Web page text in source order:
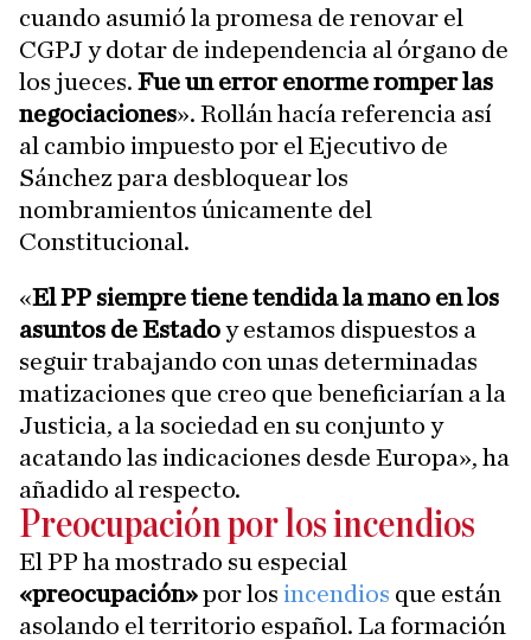
cuando asumió la promesa de renovar el
CGPJ y dotar de independencia al órgano de
los jueces. Fue un error enorme romper las
negociaciones». Rollán hacía referencia así
al cambio impuesto por el Ejecutivo de
Sánchez para desbloquear los
nombramientos únicamente del
Constitucional.
«El PP siempre tiene tendida la mano en los
asuntos de Estadoy estamos dispuestos a
seguir trabajando con unas determinadas
matizaciones que creo que beneficiarían a la
Justicia, a la sociedad en su conjunto y
acatando las indicaciones desde Europa», ha
añadido al respecto.
Preocupación por los incendios
El PP ha mostrado su especial
«preocupación»por los incendios que están
asolando el territorio español. La formación